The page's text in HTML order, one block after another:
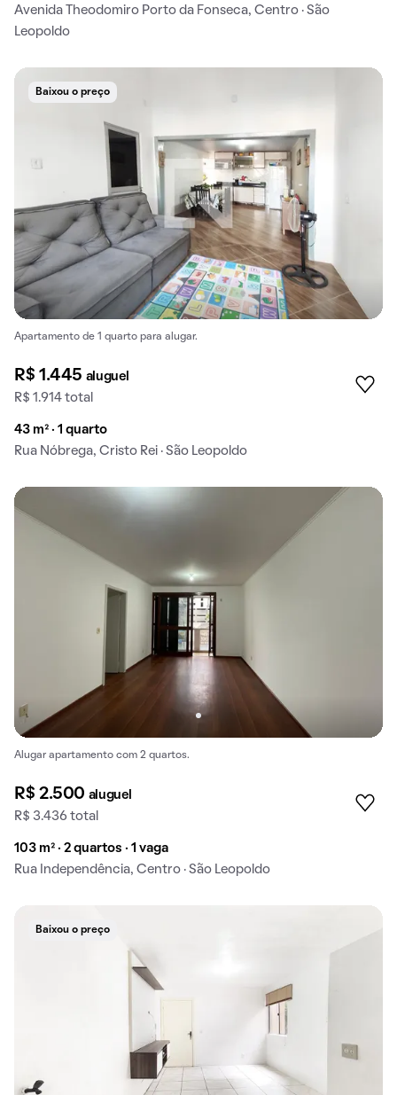
Avenida Theodomiro Porto da Fonseca, Centro · São
Leopoldo
Baixou o preço
Apartamento de 1 quarto para alugar.
R$ 1.445 aluguel
R$ 1.914 total
43 m² · 1 quarto
Rua Nóbrega, Cristo Rei · São Leopoldo
Alugar apartamento com 2 quartos.
R$ 2.500 aluguel
R$ 3.436 total
103 m² · 2 quartos · 1 vaga
Rua Independência, Centro · São Leopoldo
Baixou o preço